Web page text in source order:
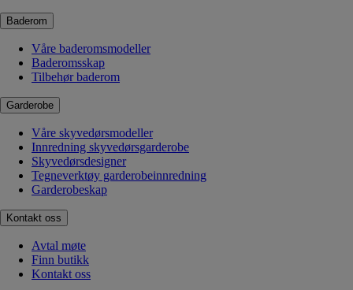
Baderom
Våre baderomsmodeller
Baderomsskap
Tilbehør baderom
Garderobe
Våre skyvedørsmodeller
Innredning skyvedørsgarderobe
Skyvedørsdesigner
Tegneverktøy garderobeinnredning
Garderobeskap
Kontakt oss
Avtal møte
Finn butikk
Kontakt oss